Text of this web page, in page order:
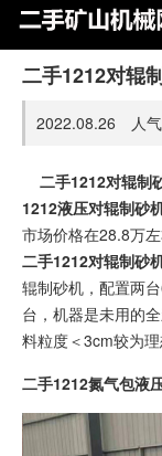
二手1212对辊
2022.08.26 人气
二手1212对辊制
1212液压对辊制砂
市场价格在28.8万
二手1212对辊制砂
辊制砂机，配置两
台，机器是未用的
料粒度＜3cm较为
二手1212氮气包液